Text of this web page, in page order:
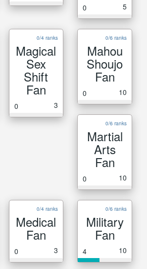
0 5
0/4 ranks
Magical
Sex
Shift
Fan
0 3
0/6 ranks
Mahou
Shoujo
Fan
0 10
0/6 ranks
Martial
Arts
Fan
0 10
0/4 ranks
Medical
Fan
0 3
0/6 ranks
Military
Fan
4 10